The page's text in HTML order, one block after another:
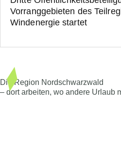
Vorranggebieten des
Windenergie startet
Die Region Nordschwarzwald
– dort arbeiten, wo andere Urlaub